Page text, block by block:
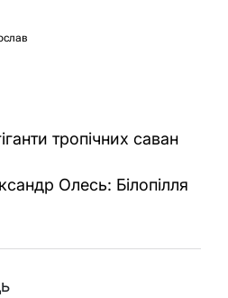
тропічних саван
Олесь: Білопілля